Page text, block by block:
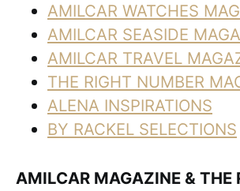
AMILCAR WATCHES
AMILCAR SEASIDE
AMILCAR TRAVEL
THE RIGHT NUMBER
ALENA INSPIRATIONS
BY RACKEL SELECTIONS
AMILCAR MAGAZINE & THE